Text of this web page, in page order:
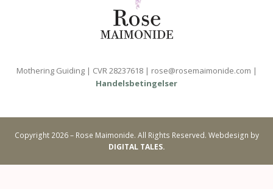
Mothering Guiding | CVR 28237618 | rose@rosemaimonide.com |
Handelsbetingelser
Copyright 2026 – Rose Maimonide. All Rights Reserved. Webdesign by
DIGITAL TALES.